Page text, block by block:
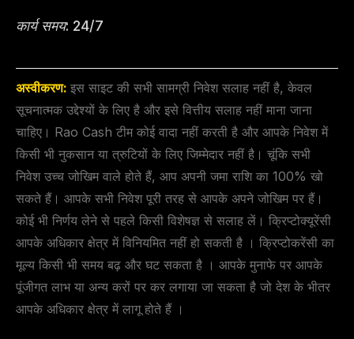
कार्य समय: 24/7
अस्वीकरण: इस साइट की सभी सामग्री निवेश सलाह नहीं है, केवल
सूचनात्मक उद्देश्यों के लिए है और इसे वित्तीय सलाह नहीं माना जाना
चाहिए। Rao Cash टीम कोई वादा नहीं करती है और आपके निवेश में
किसी भी नुकसान या त्रुटियों के लिए जिम्मेदार नहीं है। चूंकि सभी
निवेश उच्च जोखिम वाले होते हैं, आप अपनी जमा राशि का 100% खो
सकते हैं। आपके सभी निवेश पूरी तरह से आपके अपने जोखिम पर हैं।
कोई भी निर्णय लेने से पहले किसी विशेषज्ञ से सलाह लें। क्रिप्टोक्यूरेंसी
आपके अधिकार क्षेत्र में विनियमित नहीं हो सकती है । क्रिप्टोकरेंसी का
मूल्य किसी भी समय बढ़ और घट सकता है । आपके मुनाफे पर आपके
पूंजीगत लाभ या अन्य करों पर कर लगाया जा सकता है जो देश के भीतर
आपके अधिकार क्षेत्र में लागू होते हैं ।